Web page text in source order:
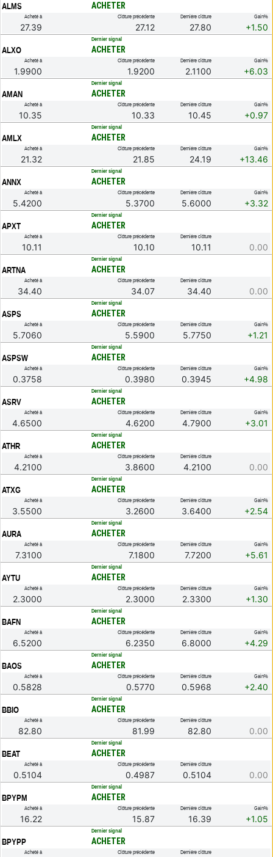
ALMS ACHETER
Acheté à
27.39
Clôture précédente
27.12
Dernière clôture
27.80
Gain%
+1.50
ALXO
Dernier signal
ACHETER
Acheté à
1.9900
Clôture précédente
1.9200
Dernière clôture
2.1100
Gain%
+6.03
AMAN
Dernier signal
ACHETER
Acheté à
10.35
Clôture précédente
10.33
Dernière clôture
10.45
Gain%
+0.97
AMLX
Dernier signal
ACHETER
Acheté à
21.32
Clôture précédente
21.85
Dernière clôture
24.19
Gain%
+13.46
ANNX
Dernier signal
ACHETER
Acheté à
5.4200
Clôture précédente
5.3700
Dernière clôture
5.6000
Gain%
+3.32
APXT
Dernier signal
ACHETER
Acheté à
10.11
Clôture précédente
10.10
Dernière clôture
10.11 0.00
ARTNA
Dernier signal
ACHETER
Acheté à
34.40
Clôture précédente
34.07
Dernière clôture
34.40 0.00
ASPS
Dernier signal
ACHETER
Acheté à
5.7060
Clôture précédente
5.5900
Dernière clôture
5.7750
Gain%
+1.21
ASPSW
Dernier signal
ACHETER
Acheté à
0.3758
Clôture précédente
0.3980
Dernière clôture
0.3945
Gain%
+4.98
ASRV
Dernier signal
ACHETER
Acheté à
4.6500
Clôture précédente
4.6200
Dernière clôture
4.7900
Gain%
+3.01
ATHR
Dernier signal
ACHETER
Acheté à
4.2100
Clôture précédente
3.8600
Dernière clôture
4.2100 0.00
ATXG
Dernier signal
ACHETER
Acheté à
3.5500
Clôture précédente
3.2600
Dernière clôture
3.6400
Gain%
+2.54
AURA
Dernier signal
ACHETER
Acheté à
7.3100
Clôture précédente
7.1800
Dernière clôture
7.7200
Gain%
+5.61
AYTU
Dernier signal
ACHETER
Acheté à
2.3000
Clôture précédente
2.3000
Dernière clôture
2.3300
Gain%
+1.30
BAFN
Dernier signal
ACHETER
Acheté à
6.5200
Clôture précédente
6.2350
Dernière clôture
6.8000
Gain%
+4.29
BAOS
Dernier signal
ACHETER
Acheté à
0.5828
Clôture précédente
0.5770
Dernière clôture
0.5968
Gain%
+2.40
BBIO
Dernier signal
ACHETER
Acheté à
82.80
Clôture précédente
81.99
Dernière clôture
82.80 0.00
BEAT
Dernier signal
ACHETER
Acheté à
0.5104
Clôture précédente
0.4987
Dernière clôture
0.5104 0.00
BPYPM
Dernier signal
ACHETER
Acheté à
16.22
Clôture précédente
15.87
Dernière clôture
16.39
Gain%
+1.05
BPYPP
Dernier signal
ACHETER
Acheté à Clôture précédente Dernière clôture